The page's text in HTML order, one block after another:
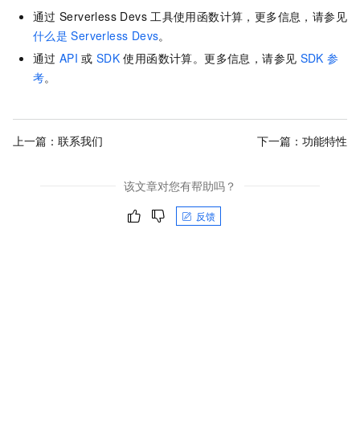
通过 Serverless Devs 工具使用函数计算，更多信息，请参见
什么是 Serverless Devs。
通过 API 或 SDK 使用函数计算。更多信息，请参见 SDK 参
考。
上一篇： 联系我们 下一篇： 功能特性
该文章对您有帮助吗？
反馈